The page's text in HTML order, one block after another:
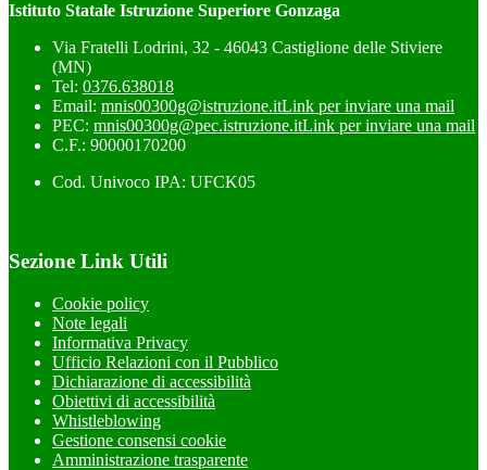
Istituto Statale Istruzione Superiore Gonzaga
Via Fratelli Lodrini, 32 - 46043 Castiglione delle Stiviere
(MN)
Tel: 0376.638018
Email: mnis00300g@istruzione.itLink per inviare una mail
PEC: mnis00300g@pec.istruzione.itLink per inviare una mail
C.F.: 90000170200
Cod. Univoco IPA: UFCK05
Sezione Link Utili
Cookie policy
Note legali
Informativa Privacy
Ufficio Relazioni con il Pubblico
Dichiarazione di accessibilità
Obiettivi di accessibilità
Whistleblowing
Gestione consensi cookie
Amministrazione trasparente